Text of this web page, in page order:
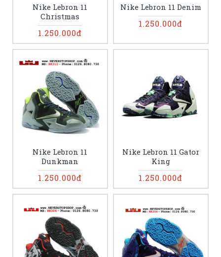
Nike Lebron 11
Christmas
1.250.000đ
Nike Lebron 11 Denim
1.250.000đ
Nike Lebron 11
Dunkman
1.250.000đ
Nike Lebron 11 Gator
King
1.250.000đ